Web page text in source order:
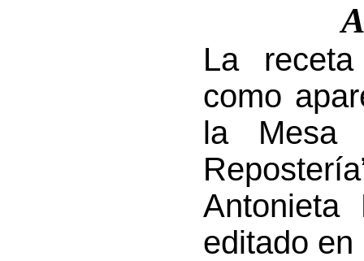
La
como
la Mesa
Antonieta
editado